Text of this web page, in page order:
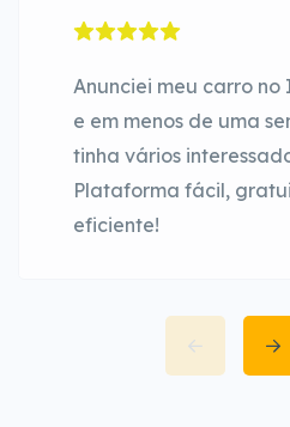
Anunciei meu carro no
e em menos de uma
tinha vários
Plataforma fácil,
eficiente!